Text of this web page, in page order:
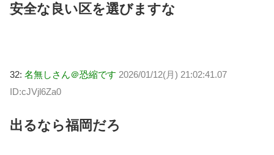
安全な良い区を選びますな
32: 名無しさん＠恐縮です 2026/01/12(月) 21:02:41.07
ID:cJVjl6Za0
出るなら福岡だろ